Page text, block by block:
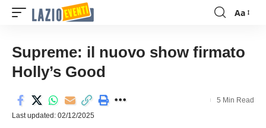
Font
Aa
Supreme: il nuovo show firmato
Holly’s Good
Last updated: 02/12/2025
5 Min Read